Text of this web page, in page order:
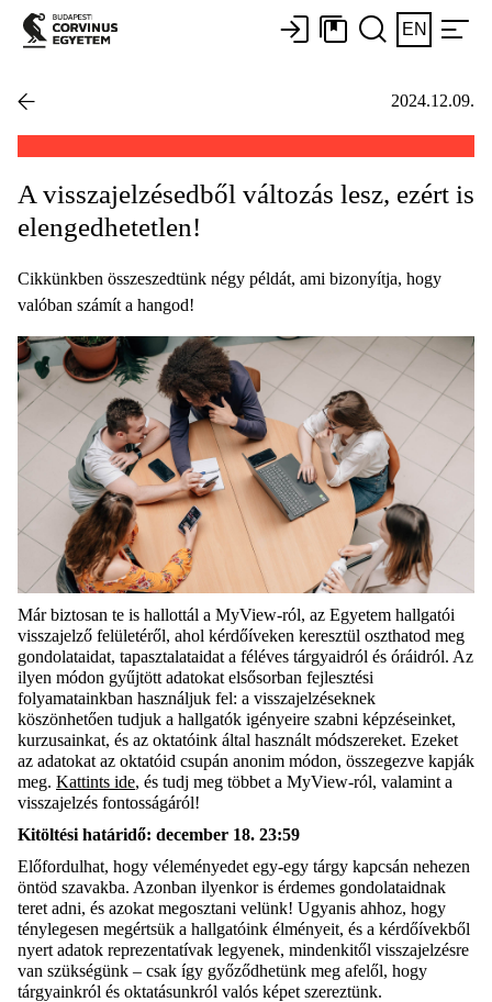
EN
2024.12.09.
A visszajelzésedből változás lesz, ezért is
elengedhetetlen!
Cikkünkben összeszedtünk négy példát, ami bizonyítja, hogy
valóban számít a hangod!
Már biztosan te is hallottál a MyView-ról, az Egyetem hallgatói
visszajelző felületéről, ahol kérdőíveken keresztül oszthatod meg
gondolataidat, tapasztalataidat a féléves tárgyaidról és óráidról. Az
ilyen módon gyűjtött adatokat elsősorban fejlesztési
folyamatainkban használjuk fel: a visszajelzéseknek
köszönhetően tudjuk a hallgatók igényeire szabni képzéseinket,
kurzusainkat, és az oktatóink által használt módszereket. Ezeket
az adatokat az oktatóid csupán anonim módon, összegezve kapják
meg. Kattints ide, és tudj meg többet a MyView-ról, valamint a
visszajelzés fontosságáról!
Kitöltési határidő: december 18. 23:59
Előfordulhat, hogy véleményedet egy-egy tárgy kapcsán nehezen
öntöd szavakba. Azonban ilyenkor is érdemes gondolataidnak
teret adni, és azokat megosztani velünk! Ugyanis ahhoz, hogy
ténylegesen megértsük a hallgatóink élményeit, és a kérdőívekből
nyert adatok reprezentatívak legyenek, mindenkitől visszajelzésre
van szükségünk – csak így győződhetünk meg afelől, hogy
tárgyainkról és oktatásunkról valós képet szereztünk.